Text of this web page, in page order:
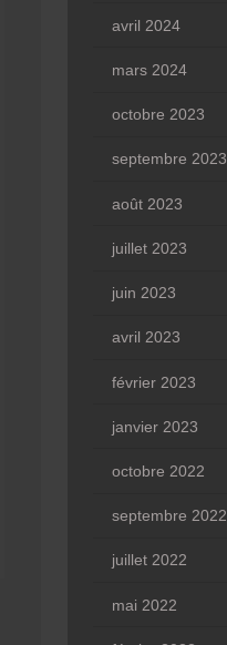
avril 2024
mars 2024
octobre 2023
septembre 2023
août 2023
juillet 2023
juin 2023
avril 2023
février 2023
janvier 2023
octobre 2022
septembre 2022
juillet 2022
mai 2022